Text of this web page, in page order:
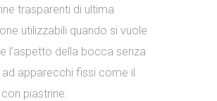
trasparenti di ultima
utilizzabili quando si vuole
l’aspetto della bocca senza
apparecchi fissi come il
piastrine.